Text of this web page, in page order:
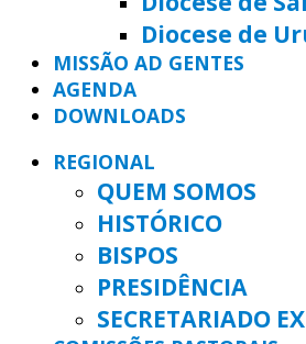
Diocese de
MISSÃO AD GENTES
AGENDA
DOWNLOADS
REGIONAL
QUEM SOMOS
HISTÓRICO
BISPOS
PRESIDÊNCIA
SECRETARIADO